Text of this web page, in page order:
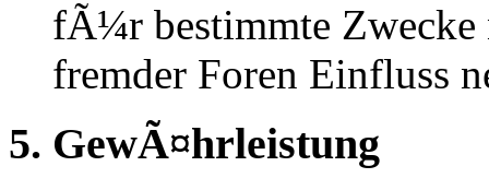
fÃ¼r bestimmte Zwecke
fremder Foren Einfluss
5. GewÃ¤hrleistung